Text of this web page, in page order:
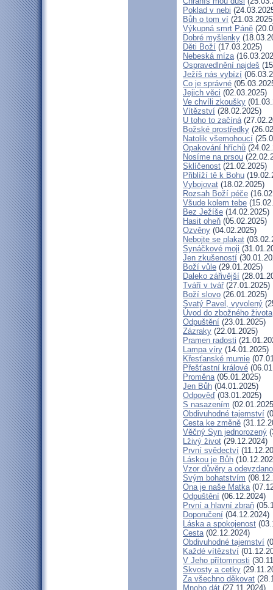
Poklad v nebi
Bůh o tom ví
Výkupná smrt Páně
Dobré myšlenky
Děti Boží (17.03.2025)
Nebeská míza
Ospravedlnění najdeš
Ježíš nás vybízí
Co je správné
Jejich věci (02.03.2025)
Ve chvíli zkoušky
Vítězství (28.02.2025)
U toho to začíná
Božské prostředky
Natolik všemohoucí
Opakování hříchů
Nosíme na prsou
Sklíčenost (21.02.2025)
Přiblíží tě k Bohu
Vybojovat (18.02.2025)
Rozsah Boží péče
Všude kolem tebe
Bez Ježíše (14.02.2025)
Hasit oheň (05.02.2025)
Ozvěny (04.02.2025)
Nebojte se plakat
Synáčkové moji
Jen zkušeností
Boží vůle (29.01.2025)
Daleko zářivější
Tváří v tvář(27.01.2025)
Boží slovo (26.01.2025)
Svatý Pavel, vyvolený
Úvod do zbožného života
Odpuštění (23.01.2025)
Zázraky (22.01.2025)
Pramen radosti
Lampa víry (14.01.2025)
Křesťanské mumie
Přešťastní králové
Proměna(05.01.2025)
Jen Bůh (04.01.2025)
Odpověď (03.01.2025)
S nasazením
Obdivuhodné tajemství
Cesta ke změně
Věčný Syn jednorozený
Lživý život (29.12.2024)
První svědectví
Láskou je Bůh
Vzor důvěry a
Svým bohatstvím
Ona je naše Matka
Odpuštění (06.12.2024)
První a hlavní zbraň
Doporučení (04.12.2024)
Láska a spokojenost
Cesta(02.12.2024)
Obdivuhodné tajemství
Každé vítězství
V Jeho přítomnosti
Skvosty a cetky
Za všechno děkovat
Mnoho dát (27.11.2024)